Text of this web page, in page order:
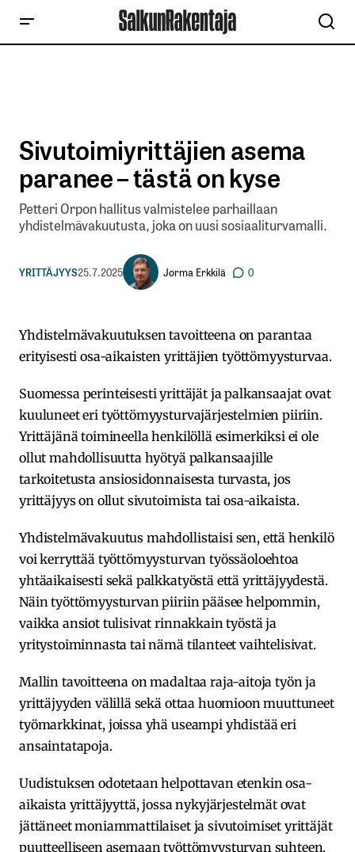
Sivutoimiyrittäjien asema
paranee – tästä on kyse
Petteri Orpon hallitus valmistelee parhaillaan
yhdistelmävakuutusta, joka on uusi sosiaaliturvamalli.
YRITTÄJYYS25.7.2025 Jorma Erkkilä 0
Yhdistelmävakuutuksen tavoitteena on parantaa
erityisesti osa-aikaisten yrittäjien työttömyysturvaa.
Suomessa perinteisesti yrittäjät ja palkansaajat ovat
kuuluneet eri työttömyysturvajärjestelmien piiriin.
Yrittäjänä toimineella henkilöllä esimerkiksi ei ole
ollut mahdollisuutta hyötyä palkansaajille
tarkoitetusta ansiosidonnaisesta turvasta, jos
yrittäjyys on ollut sivutoimista tai osa-aikaista.
Yhdistelmävakuutus mahdollistaisi sen, että henkilö
voi kerryttää työttömyysturvan työssäoloehtoa
yhtäaikaisesti sekä palkkatyöstä että yrittäjyydestä.
Näin työttömyysturvan piiriin pääsee helpommin,
vaikka ansiot tulisivat rinnakkain työstä ja
yritystoiminnasta tai nämä tilanteet vaihtelisivat.
Mallin tavoitteena on madaltaa raja-aitoja työn ja
yrittäjyyden välillä sekä ottaa huomioon muuttuneet
työmarkkinat, joissa yhä useampi yhdistää eri
ansaintatapoja.
Uudistuksen odotetaan helpottavan etenkin osa-
aikaista yrittäjyyttä, jossa nykyjärjestelmät ovat
jättäneet moniammattilaiset ja sivutoimiset yrittäjät
puutteelliseen asemaan työttömyysturvan suhteen.